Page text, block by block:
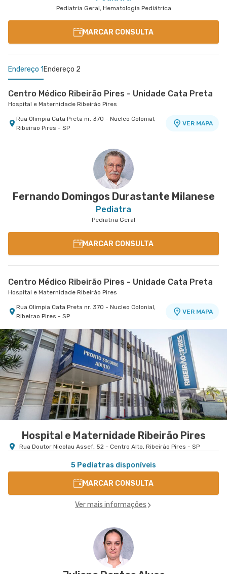
Pediatria Geral, Hematologia Pediátrica
MARCAR CONSULTA
Endereço 1 Endereço 2
Centro Médico Ribeirão Pires - Unidade Cata Preta
Hospital e Maternidade Ribeirão Pires
Rua Olimpia Cata Preta nr. 370 - Nucleo Colonial,
Ribeirao Pires - SP
VER MAPA
Rua Santos Dumont nr. 139 - Vila Bocaina, Maua -
Fernando Domingos Durastante Milanese
Pediatra
Pediatria Geral
MARCAR CONSULTA
Centro Médico Ribeirão Pires - Unidade Cata Preta
Hospital e Maternidade Ribeirão Pires
Rua Olimpia Cata Preta nr. 370 - Nucleo Colonial,
Ribeirao Pires - SP
VER MAPA
Hospital e Maternidade Ribeirão Pires
Rua Doutor Nicolau Assef, 52 - Centro Alto, Ribeirão Pires - SP
5 Pediatras disponíveis
MARCAR CONSULTA
Ver mais informações